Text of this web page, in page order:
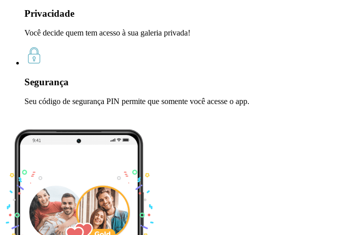
Privacidade
Você decide quem tem acesso à sua galeria privada!
Segurança
Seu código de segurança PIN permite que somente você acesse o app.